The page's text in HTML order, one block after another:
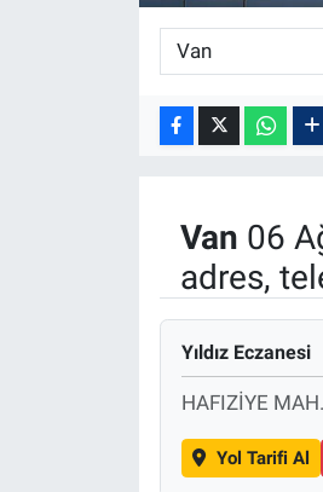
Van 06
adres,
Yıldız Eczanesi
HAFIZİYE
Yol Tarifi Al